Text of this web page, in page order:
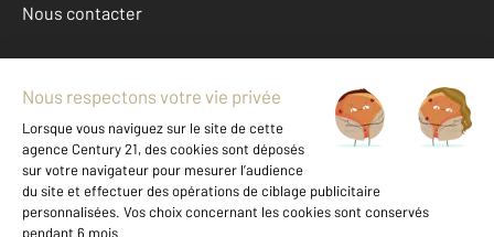
Nous contacter
Mentions légales & CGU et Barèmes d'honoraires
Données personnelles
Gestionnaire des cookies